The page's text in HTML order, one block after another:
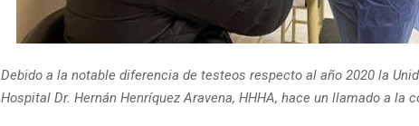
Debido a la notable diferencia de testeos respecto al año 2020 la
Hospital Dr. Hernán Henrí­quez Aravena, HHHA, hace un llamado a la